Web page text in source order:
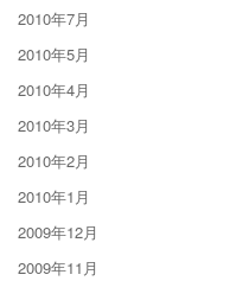
2010年7月
2010年5月
2010年4月
2010年3月
2010年2月
2010年1月
2009年12月
2009年11月